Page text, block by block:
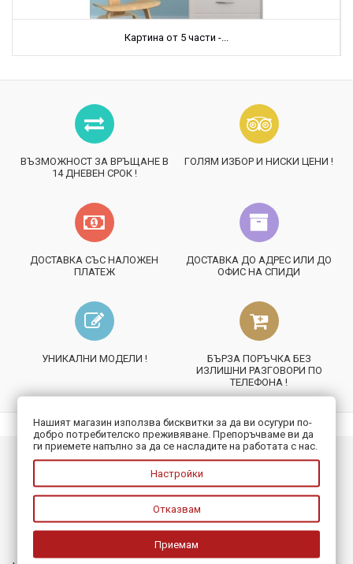
Картина от 5 части -...
ВЪЗМОЖНОСТ ЗА ВРЪЩАНЕ В
14 ДНЕВЕН СРОК !
ГОЛЯМ ИЗБОР И НИСКИ ЦЕНИ !
ДОСТАВКА СЪС НАЛОЖЕН
ПЛАТЕЖ
ДОСТАВКА ДО АДРЕС ИЛИ ДО
ОФИС НА СПИДИ
УНИКАЛНИ МОДЕЛИ !
БЪРЗА ПОРЪЧКА БЕЗ
ИЗЛИШНИ РАЗГОВОРИ ПО
ТЕЛЕФОНА !
ИНФОРМАЦИЯ
ПОЛЕЗНО
Нашият магазин използва бисквитки за да ви осугури по-
добро потребителско преживяване. Препоръчваме ви да
ги приемете напълно за да се насладите на работата с нас.
Настройки
Отказвам
Приемам